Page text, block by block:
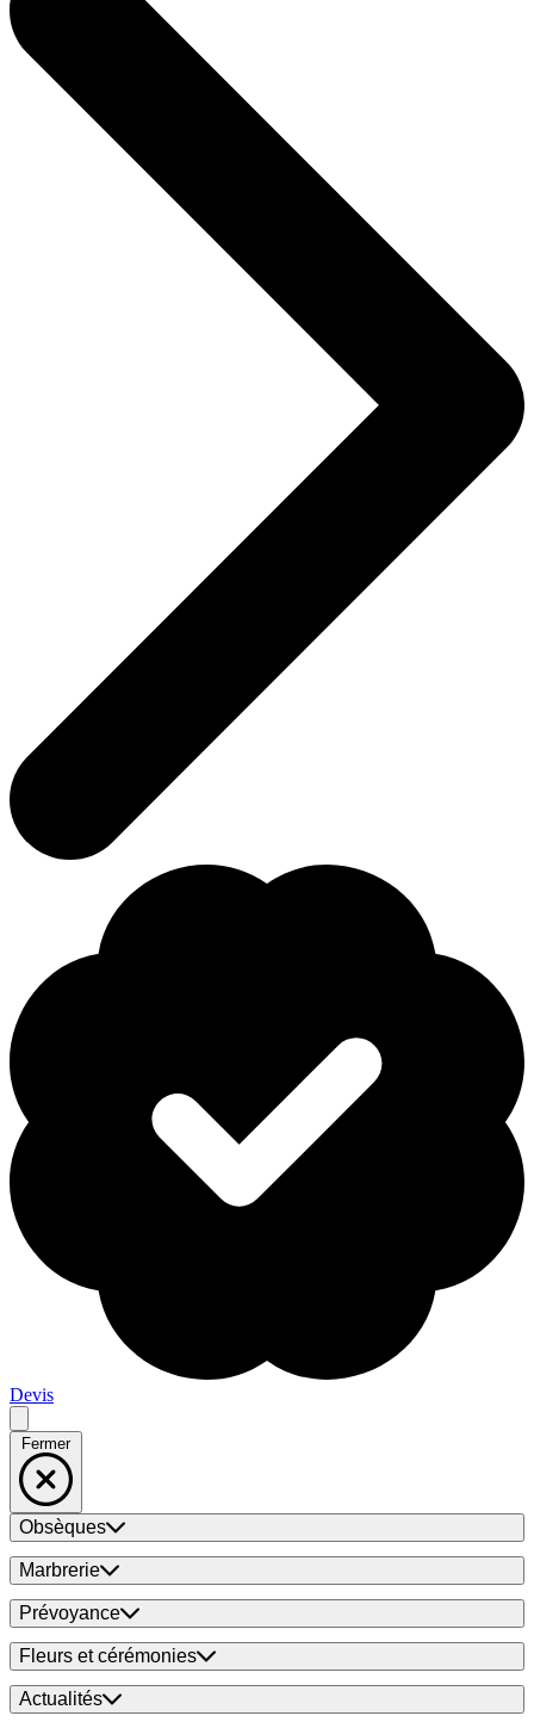
Devis
Fermer
Obsèques
Marbrerie
Prévoyance
Fleurs et cérémonies
Actualités